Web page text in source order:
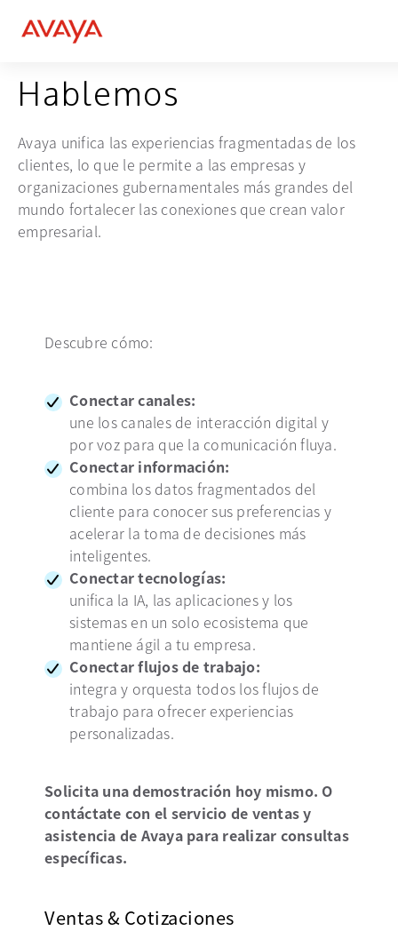
Hablemos
Avaya unifica las experiencias fragmentadas de los
clientes, lo que le permite a las empresas y
organizaciones gubernamentales más grandes del
mundo fortalecer las conexiones que crean valor
empresarial.
Descubre cómo:
Conectar canales:
une los canales de interacción digital y
por voz para que la comunicación fluya.
Conectar información:
combina los datos fragmentados del
cliente para conocer sus preferencias y
acelerar la toma de decisiones más
inteligentes.
Conectar tecnologías:
unifica la IA, las aplicaciones y los
sistemas en un solo ecosistema que
mantiene ágil a tu empresa.
Conectar flujos de trabajo:
integra y orquesta todos los flujos de
trabajo para ofrecer experiencias
personalizadas.
Solicita una demostración hoy mismo. O
contáctate con el servicio de ventas y
asistencia de Avaya para realizar consultas
específicas.
Ventas & Cotizaciones